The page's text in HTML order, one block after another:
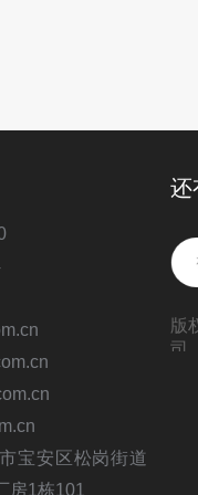
还
版
司
宝安区松岗街道
房1栋101